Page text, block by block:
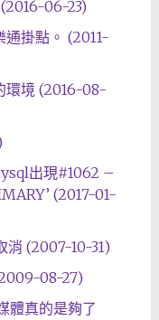
06-23)
通掛點。 (2011-
環境 (2016-08-
出現#1062 –
(2017-01-
(2007-10-31)
08-27)
體真的是夠了